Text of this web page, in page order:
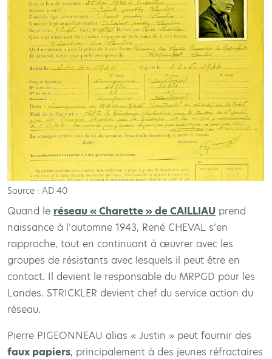
Source : AD 40
Quand le réseau « Charette » de CAILLIAU prend
naissance à l’automne 1943, René CHEVAL s’en
rapproche, tout en continuant à œuvrer avec les
groupes de résistants avec lesquels il peut être en
contact. Il devient le responsable du MRPGD pour les
Landes. STRICKLER devient chef du service action du
réseau.
Pierre PIGEONNEAU alias « Justin » peut fournir des
faux papiers, principalement à des jeunes réfractaires